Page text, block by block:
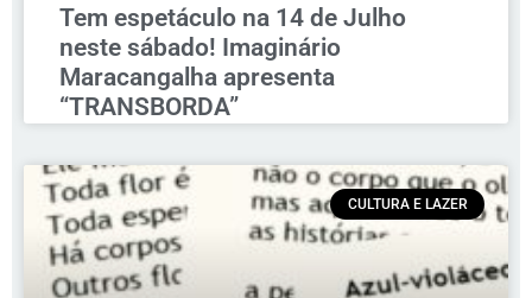
Tem espetáculo na 14 de Julho
neste sábado! Imaginário
Maracangalha apresenta
“TRANSBORDA”
CULTURA E LAZER